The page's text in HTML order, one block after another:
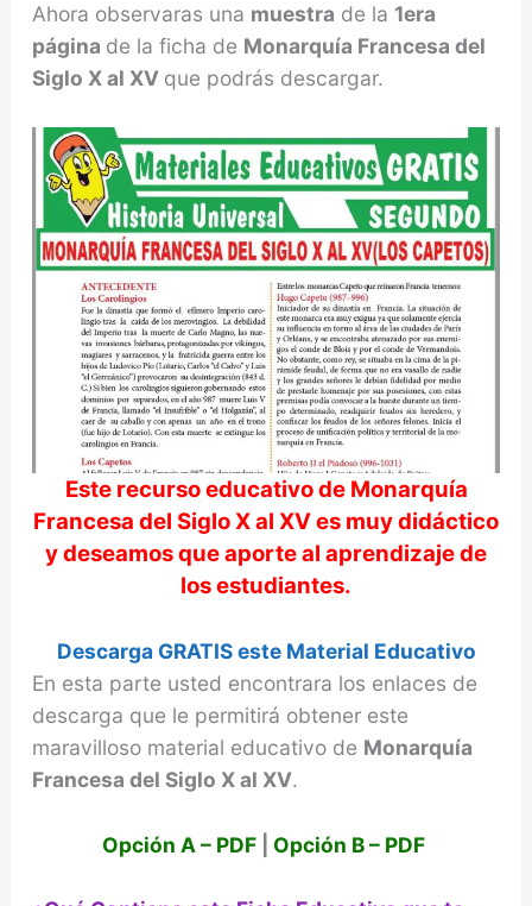
Ahora observaras una muestra de la 1era
página de la ficha de Monarquía Francesa del
Siglo X al XV que podrás descargar.
Este recurso educativo de Monarquía
Francesa del Siglo X al XVes muy didáctico
y deseamos que aporte al aprendizaje de
los estudiantes.
Descarga GRATIS este Material Educativo
En esta parte usted encontrara los enlaces de
descarga que le permitirá obtener este
maravilloso material educativo de Monarquía
Francesa del Siglo X al XV.
Opción A – PDF Opción B – PDF